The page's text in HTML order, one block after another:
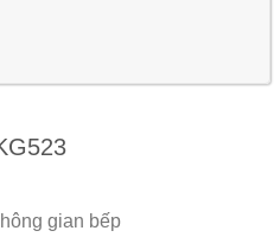
gian bếp